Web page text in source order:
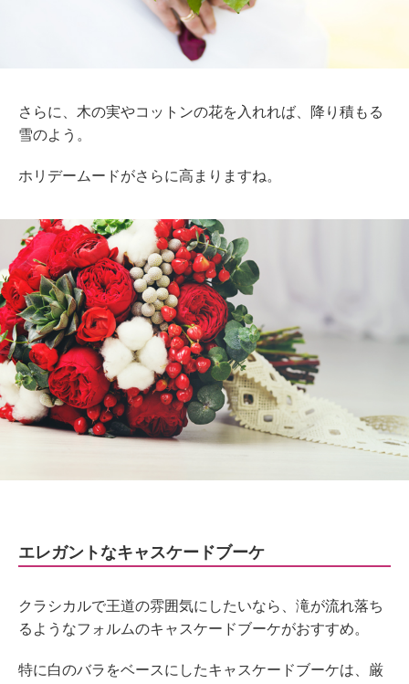
さらに、木の実やコットンの花を入れれば、降り積もる
雪のよう。
ホリデームードがさらに高まりますね。
エレガントなキャスケードブーケ
クラシカルで王道の雰囲気にしたいなら、滝が流れ落ち
るようなフォルムのキャスケードブーケがおすすめ。
特に白のバラをベースにしたキャスケードブーケは、厳